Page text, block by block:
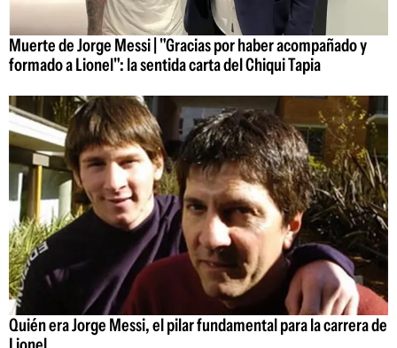
Muerte de Jorge Messi | "Gracias por haber acompañado y
formado a Lionel": la sentida carta del Chiqui Tapia
Quién era Jorge Messi, el pilar fundamental para la carrera de